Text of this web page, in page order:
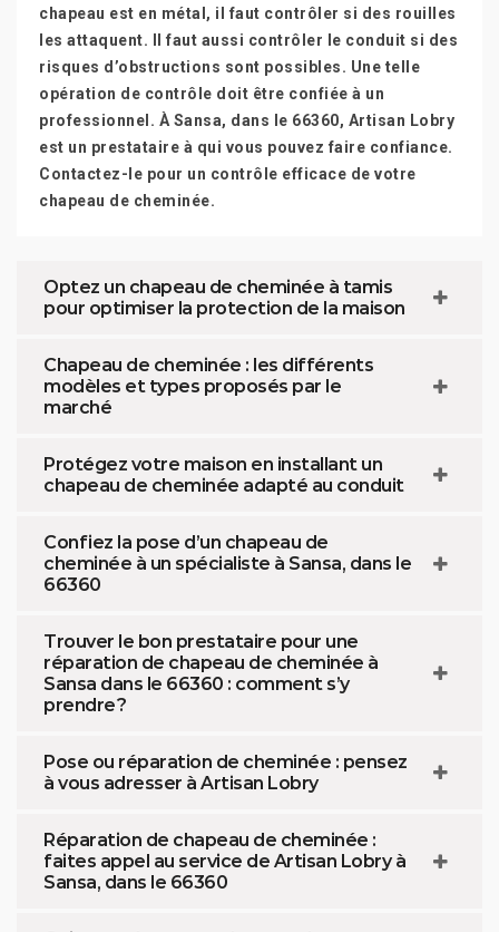
chapeau est en métal, il faut contrôler si des rouilles
les attaquent. Il faut aussi contrôler le conduit si des
risques d’obstructions sont possibles. Une telle
opération de contrôle doit être confiée à un
professionnel. À Sansa, dans le 66360, Artisan Lobry
est un prestataire à qui vous pouvez faire confiance.
Contactez-le pour un contrôle efficace de votre
chapeau de cheminée.
Optez un chapeau de cheminée à tamis
pour optimiser la protection de la maison
Chapeau de cheminée : les différents
modèles et types proposés par le
marché
Protégez votre maison en installant un
chapeau de cheminée adapté au conduit
Confiez la pose d’un chapeau de
cheminée à un spécialiste à Sansa, dans le
66360
Trouver le bon prestataire pour une
réparation de chapeau de cheminée à
Sansa dans le 66360 : comment s’y
prendre ?
Pose ou réparation de cheminée : pensez
à vous adresser à Artisan Lobry
Réparation de chapeau de cheminée :
faites appel au service de Artisan Lobry à
Sansa, dans le 66360